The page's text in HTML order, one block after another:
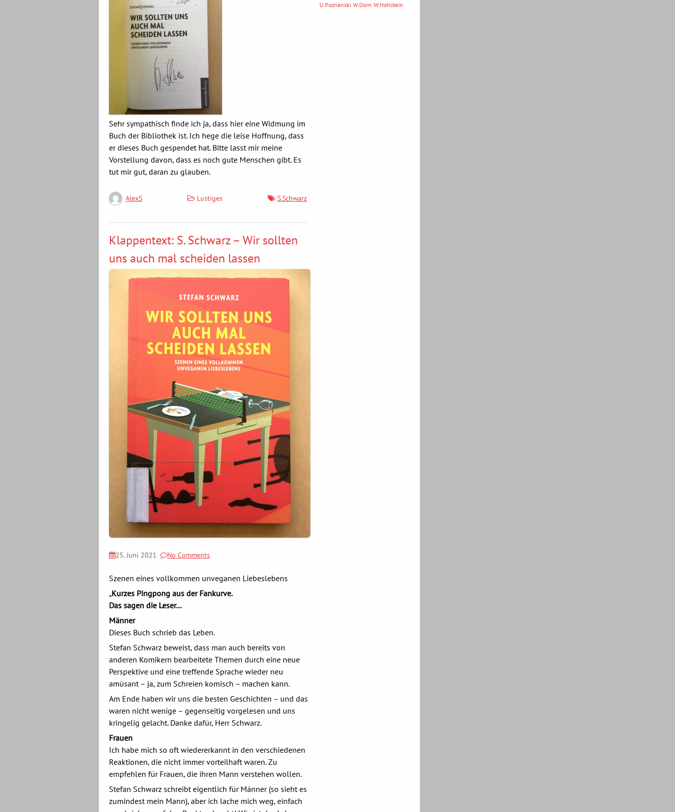
Sehr sympathisch finde ich ja, dass hier eine Widmung im
Buch der Bibliothek ist. Ich hege die leise Hoffnung, dass
er dieses Buch gespendet hat. Bitte lasst mir meine
Vorstellung davon, dass es noch gute Menschen gibt. Es
tut mir gut, daran zu glauben.
AlexS Lustiges S.Schwarz
Klappentext: S. Schwarz – Wir sollten
uns auch mal scheiden lassen
25. Juni 2021 No Comments
Szenen eines vollkommen unveganen Liebeslebens
„Kurzes Pingpong aus der Fankurve.
Das sagen die Leser…
Männer
Dieses Buch schrieb das Leben.
Stefan Schwarz beweist, dass man auch bereits von
anderen Komikern bearbeitete Themen durch eine neue
Perspektive und eine treffende Sprache wieder neu
amüsant – ja, zum Schreien komisch – machen kann.
Am Ende haben wir uns die besten Geschichten – und das
waren nicht wenige – gegenseitig vorgelesen und uns
kringelig gelacht. Danke dafür, Herr Schwarz.
Frauen
Ich habe mich so oft wiedererkannt in den verschiedenen
Reaktionen, die nicht immer vorteilhaft waren. Zu
empfehlen für Frauen, die ihren Mann verstehen wollen.
Stefan Schwarz schreibt eigentlich für Männer (so sieht es
zumindest mein Mann), aber ich lache mich weg, einfach
U.Poznanski W.Dorn W.Hohlbein